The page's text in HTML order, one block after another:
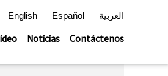
English Español العربية
Noticias Contáctenos